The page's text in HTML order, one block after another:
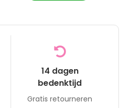
14 dagen
bedenktijd
Gratis retourneren